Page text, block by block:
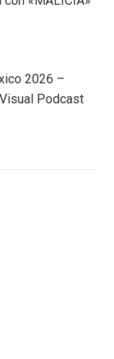
2026 –
Podcast